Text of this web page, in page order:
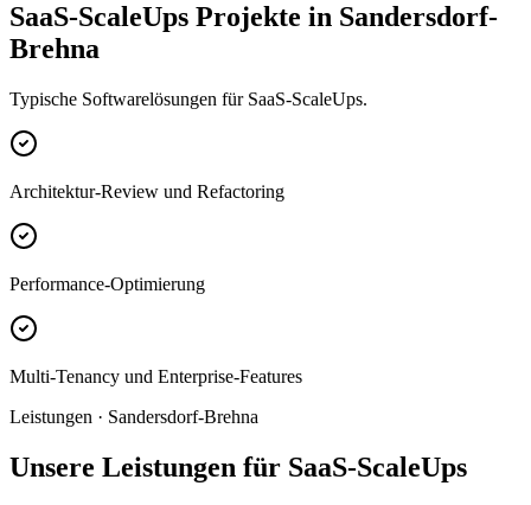
SaaS-ScaleUps Projekte in Sandersdorf-
Brehna
Typische Softwarelösungen für SaaS-ScaleUps.
Architektur-Review und Refactoring
Performance-Optimierung
Multi-Tenancy und Enterprise-Features
Leistungen · Sandersdorf-Brehna
Unsere Leistungen für SaaS-ScaleUps